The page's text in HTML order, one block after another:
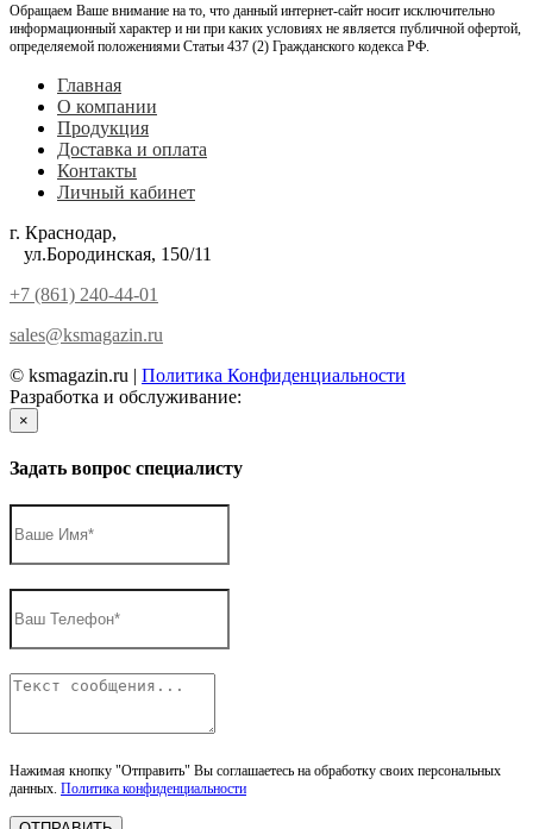
Обращаем Ваше внимание на то, что данный интернет-сайт носит исключительно
информационный характер и ни при каких условиях не является публичной офертой,
определяемой положениями Статьи 437 (2) Гражданского кодекса РФ.
Главная
О компании
Продукция
Доставка и оплата
Контакты
Личный кабинет
г. Краснодар,
ул.Бородинская, 150/11
+7 (861) 240-44-01
sales@ksmagazin.ru
© ksmagazin.ru | Политика Конфиденциальности
Разработка и обслуживание:
×
Задать вопрос специалисту
Нажимая кнопку "Отправить" Вы соглашаетесь на обработку своих персональных
данных. Политика конфиденциальности